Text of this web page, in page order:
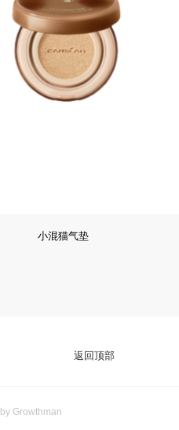
小混猫气垫
返回顶部
by Growthman